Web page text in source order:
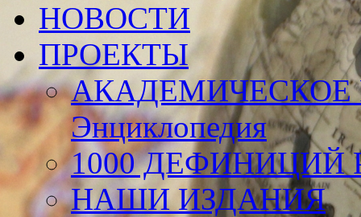
НОВОСТИ
ПРОЕКТЫ
АКАДЕМИЧЕСКОЕ
Энциклопедия
1000 ДЕФИНИЦИЙ
НАШИ ИЗДАНИЯ